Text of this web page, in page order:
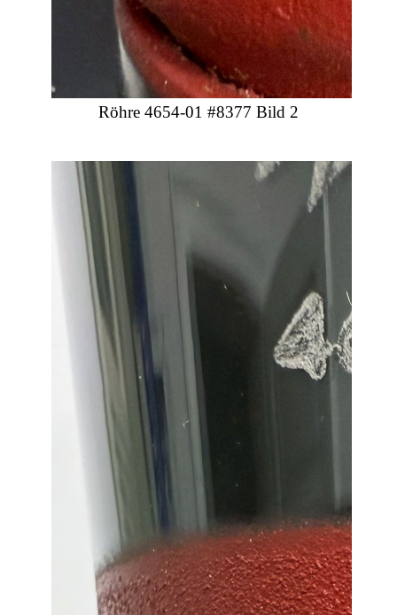
Röhre 4654-01 #8377 Bild 2